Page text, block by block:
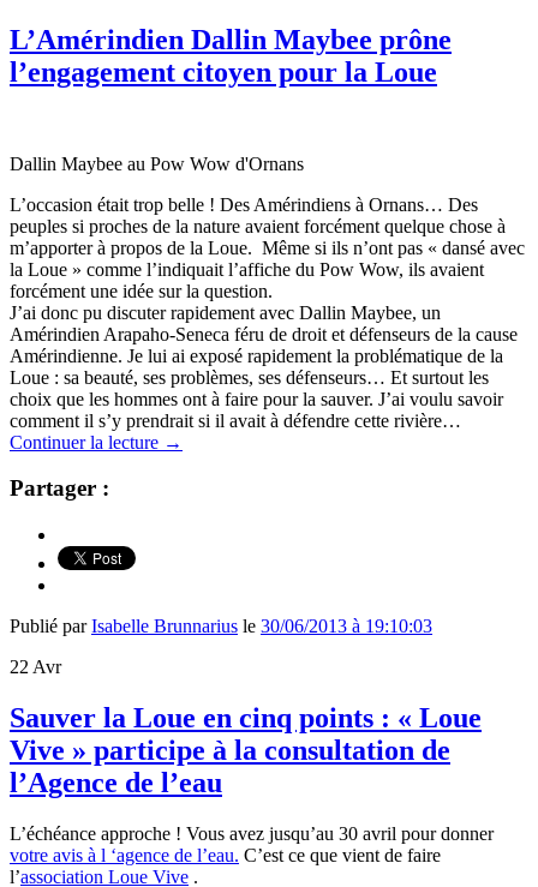
L’Amérindien Dallin Maybee prône
l’engagement citoyen pour la Loue
Dallin Maybee au Pow Wow d'Ornans
L’occasion était trop belle ! Des Amérindiens à Ornans… Des
peuples si proches de la nature avaient forcément quelque chose à
m’apporter à propos de la Loue. Même si ils n’ont pas « dansé avec
la Loue » comme l’indiquait l’affiche du Pow Wow, ils avaient
forcément une idée sur la question.
J’ai donc pu discuter rapidement avec Dallin Maybee, un
Amérindien Arapaho-Seneca féru de droit et défenseurs de la cause
Amérindienne. Je lui ai exposé rapidement la problématique de la
Loue : sa beauté, ses problèmes, ses défenseurs… Et surtout les
choix que les hommes ont à faire pour la sauver. J’ai voulu savoir
comment il s’y prendrait si il avait à défendre cette rivière…
Continuer la lecture →
Partager :
Publié parIsabelle Brunnarius le 30/06/2013 à 19:10:03
22 Avr
Sauver la Loue en cinq points : « Loue
Vive » participe à la consultation de
l’Agence de l’eau
L’échéance approche ! Vous avez jusqu’au 30 avril pour donner
votre avis à l ‘agence de l’eau. C’est ce que vient de faire
l’association Loue Vive .